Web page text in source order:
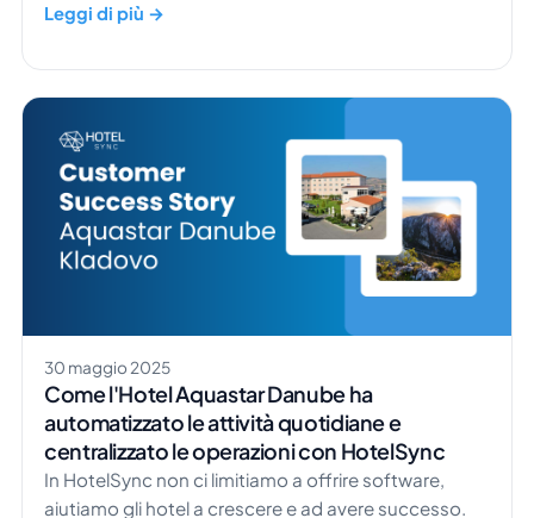
degli ospiti e ottimizzare le performance. Una storia
Matilde Beach Resort, un resort di appartamenti a
Vodice, in Croazia. Questo resort è diventato un
esempio brillante di come il software di gestione
alberghiera giusto possa semplificare i flussi di
lavoro, aumentare l'occupazione e […]
Leggi di più →
30 maggio 2025
Come l'Hotel Aquastar Danube ha
automatizzato le attività quotidiane e
centralizzato le operazioni con HotelSync
In HotelSync non ci limitiamo a offrire software,
aiutiamo gli hotel a crescere e ad avere successo.